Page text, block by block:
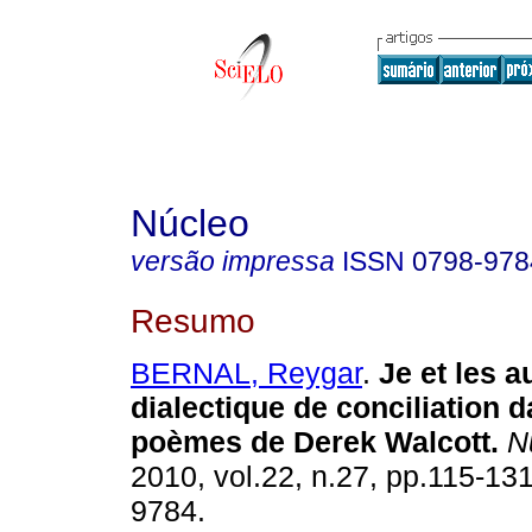
Núcleo
versão impressa ISSN 0798-
Resumo
BERNAL, Reygar. Je et les
dialectique de conciliation
poèmes de Derek Walcott.
2010, vol.22, n.27, pp.115-
9784.